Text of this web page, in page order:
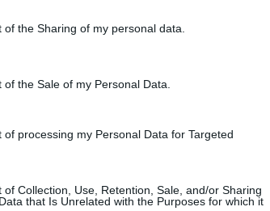
of the Sharing of my personal data.
the Sale of my Personal Data.
of processing my Personal Data for Targeted
of Collection, Use, Retention, Sale, and/or Sharing
that Is Unrelated with the Purposes for which it
500 ml d’eau supplémentaires lorsque la
doit aussi prendre en compte l’atmosphère :
à s’hydrater. Lors d’efforts physiques, il est
d’eau.
si elle procure une sensation de fraîcheur,
conseillé de boire davantage si l’on travaille